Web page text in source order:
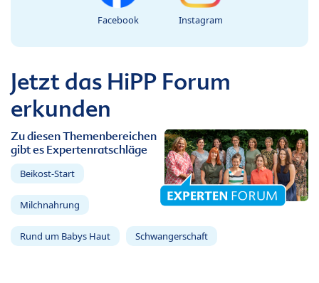
Facebook Instagram
Jetzt das HiPP Forum
erkunden
Zu diesen Themenbereichen
gibt es Expertenratschläge
Beikost-Start
Milchnahrung
Rund um Babys Haut Schwangerschaft